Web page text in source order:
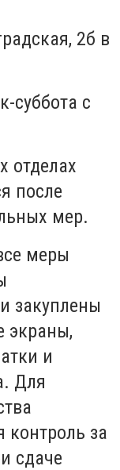
2б в
суббота с
отделах
после
мер.
меры
закуплены
экраны,
и
Для
контроль за
сдаче